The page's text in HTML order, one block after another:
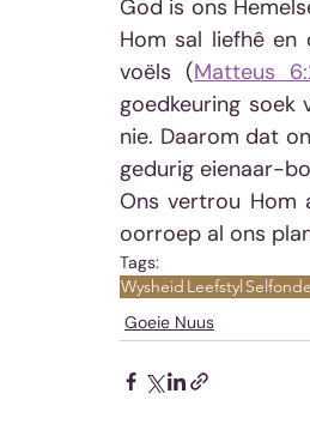
God is ons
Hom sal liefhê
voëls (Matteus
goedkeuring soek
nie. Daarom dat
gedurig eienaar-
Ons vertrou Hom
oorroep al ons
Tags:
Wysheid Leefstyl
Goeie Nuus